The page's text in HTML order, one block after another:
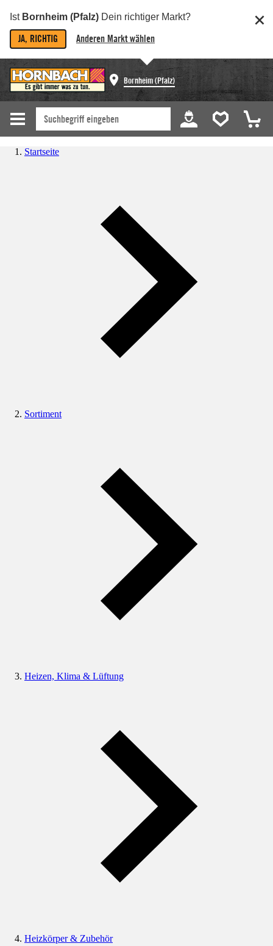
Ist Bornheim (Pfalz) Dein richtiger Markt?
JA, RICHTIG Anderen Markt wählen
Bornheim (Pfalz)
Startseite
Sortiment
Heizen, Klima & Lüftung
Heizkörper & Zubehör